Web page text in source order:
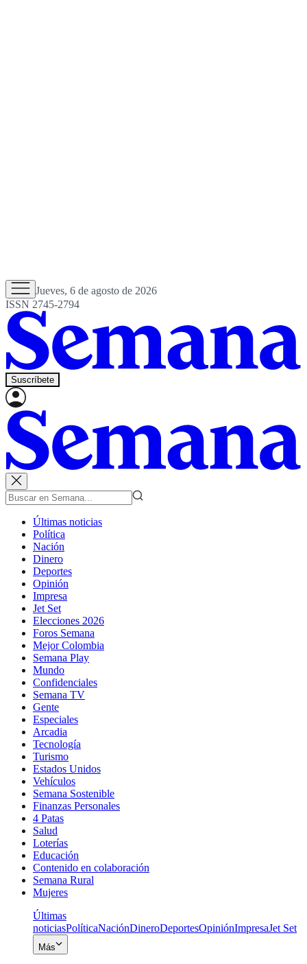
Jueves, 6 de agosto de 2026
ISSN 2745-2794
Suscríbete
Últimas noticias
Política
Nación
Dinero
Deportes
Opinión
Impresa
Jet Set
Elecciones 2026
Foros Semana
Mejor Colombia
Semana Play
Mundo
Confidenciales
Semana TV
Gente
Especiales
Arcadia
Tecnología
Turismo
Estados Unidos
Vehículos
Semana Sostenible
Finanzas Personales
4 Patas
Salud
Loterías
Educación
Contenido en colaboración
Semana Rural
Mujeres
Últimas
noticiasPolíticaNaciónDineroDeportesOpiniónImpresaJet Set
Más